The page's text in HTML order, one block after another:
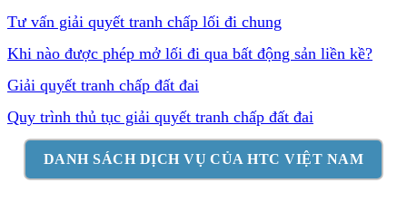
Tư vấn giải quyết tranh chấp lối đi chung
Khi nào được phép mở lối đi qua bất động sản liền kề?
Giải quyết tranh chấp đất đai
Quy trình thủ tục giải quyết tranh chấp đất đai
DANH SÁCH DỊCH VỤ CỦA HTC VIỆT NAM